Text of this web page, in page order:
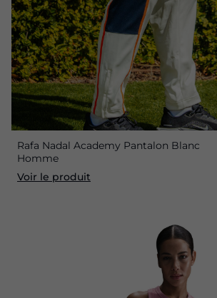
Rafa Nadal Academy Pantalon Blanc
Homme
Voir le produit